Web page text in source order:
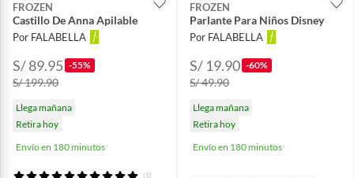
FROZEN
Castillo De Anna Apilable
Por FALABELLA
S/ 89.95 -55%
S/ 199.90
Llega mañana
Retira hoy
Envío en 180 minutos
(1)
FROZEN
Parlante Para Niños Disney
Por FALABELLA
S/ 19.90 -60%
S/ 49.90
Llega mañana
Retira hoy
Envío en 180 minutos